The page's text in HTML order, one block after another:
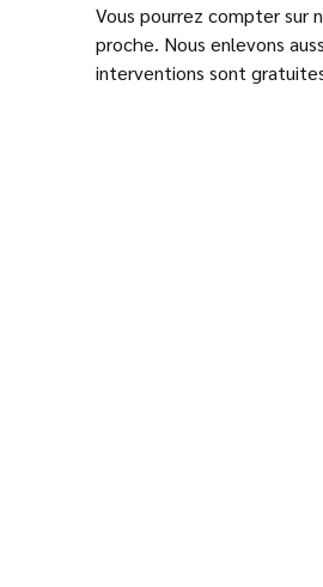
Vous pourrez compter sur
proche. Nous enlevons
interventions sont